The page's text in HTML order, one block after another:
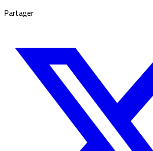
Partager